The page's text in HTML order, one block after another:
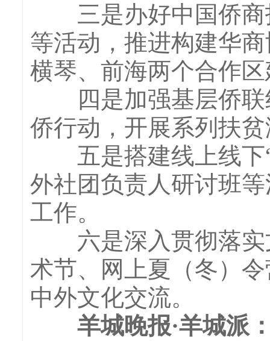
三是办好中国侨商
等活动，推进构建华
横琴、前海两个合作
四是加强基层侨联
侨行动，开展系列扶
五是搭建线上线下“
外社团负责人研讨班
工作。
六是深入贯彻落实
术节、网上夏（冬）
中外文化交流。
羊城晚报·羊城派：